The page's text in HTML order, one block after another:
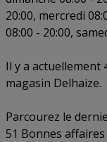
20:00, mercredi
08:00 - 20:00,
Il y a actuellement
magasin Delhaize.
Parcourez le
51 Bonnes